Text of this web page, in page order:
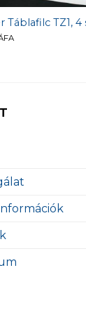
Táblafilc TZ1, 4